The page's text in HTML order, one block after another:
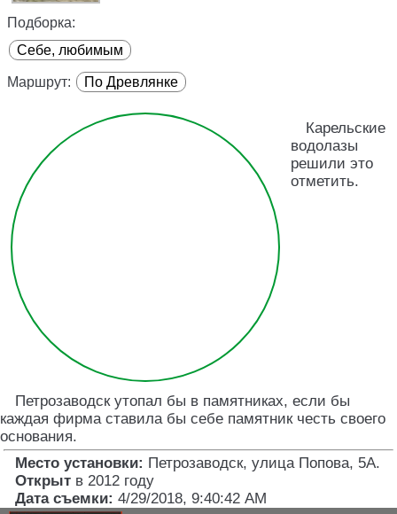
Подборка:
Себе, любимым
Маршрут: По Древлянке
Карельские
водолазы
решили это
отметить.
Петрозаводск утопал бы в памятниках, если бы
каждая фирма ставила бы себе памятник честь своего
основания.
Место установки: Петрозаводск, улица Попова, 5А.
Открыт в 2012 году
Дата съемки: 4/29/2018, 9:40:42 AM